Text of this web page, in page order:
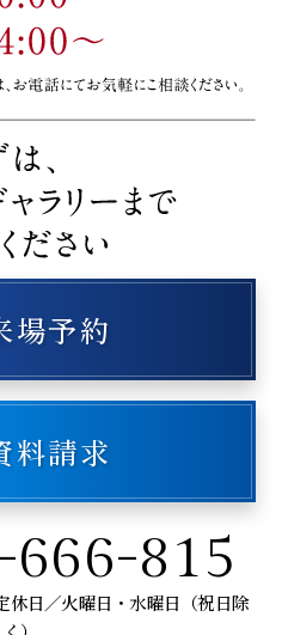
場予約
料請求
666-815
日／火曜日・水曜日（祝日除